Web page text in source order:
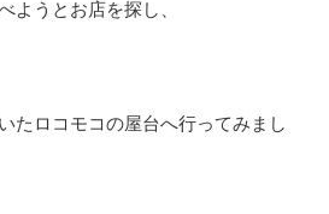
ようとお店を探し、
たロコモコの屋台へ行ってみまし